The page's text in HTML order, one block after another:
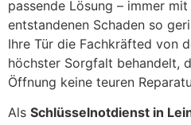
passende Lösung – immer
entstandenen Schaden so
Ihre Tür die Fachkräfted von
höchster Sorgfalt behandelt,
Öffnung keine teuren
Als Schlüsselnotdienst in